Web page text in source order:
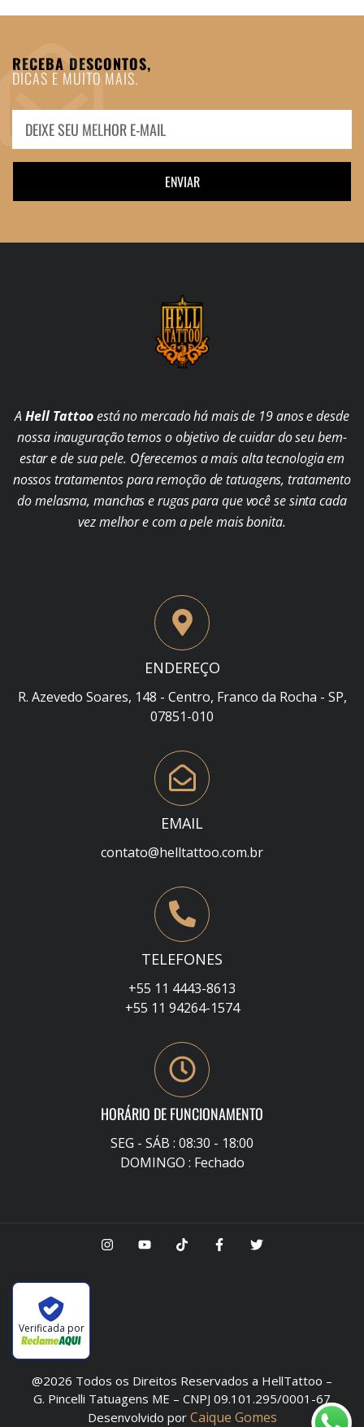
RECEBA DESCONTOS,
DICAS E MUITO MAIS.
ENVIAR
AHell Tattooestá no mercado há mais de 19 anos e desde
nossa inauguração temos o objetivo de cuidar do seu bem-
estar e de sua pele. Oferecemos a mais alta tecnologia em
nossos tratamentos para remoção de tatuagens, tratamento
do melasma, manchas e rugas para que você se sinta cada
vez melhor e com a pele mais bonita.
ENDEREÇO
R. Azevedo Soares, 148 - Centro, Franco da Rocha - SP,
07851-010
EMAIL
contato@helltattoo.com.br
TELEFONES
+55 11 4443-8613
+55 11 94264-1574
HORÁRIO DE FUNCIONAMENTO
SEG - SÁB : 08:30 - 18:00
DOMINGO : Fechado
Verificada por
@2026 Todos os Direitos Reservados a HellTattoo –
G. Pincelli Tatuagens ME – CNPJ 09.101.295/0001-67
Desenvolvido por Caique Gomes